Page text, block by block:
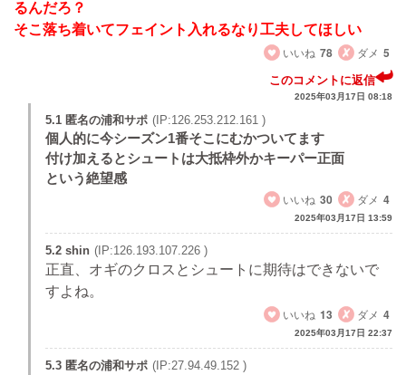
るんだろ？
そこ落ち着いてフェイント入れるなり工夫してほしい
いいね 78 ダメ 5
このコメントに返信
2025年03月17日 08:18
5.1 匿名の浦和サポ (IP:126.253.212.161 )
個人的に今シーズン1番そこにむかついてます
付け加えるとシュートは大抵枠外かキーパー正面
という絶望感
いいね 30 ダメ 4
2025年03月17日 13:59
5.2 shin (IP:126.193.107.226 )
正直、オギのクロスとシュートに期待はできないで
すよね。
いいね 13 ダメ 4
2025年03月17日 22:37
5.3 匿名の浦和サポ (IP:27.94.49.152 )